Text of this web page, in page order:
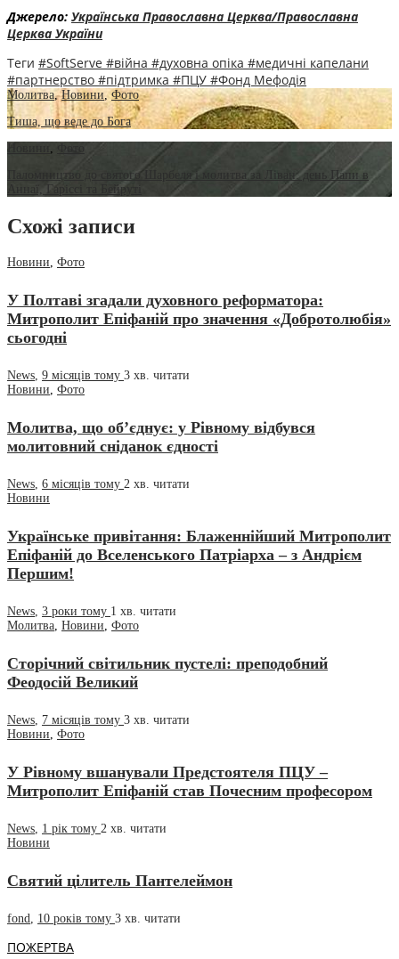
Джерело: Українська Православна Церква/Православна
Церква України
Теги #SoftServe #війна #духовна опіка #медичні капелани
#партнерство #підтримка #ПЦУ #Фонд Мефодія
Молитва,Новини ,Фото
Тиша, що веде до Бога
Паломництво до святого Шарбеля і молитва за Ліван: день Папи в
Аннаї, Гаріссі та Бейруті
Схожі записи
Новини, Фото
У Полтаві згадали духовного реформатора:
Митрополит Епіфаній про значення «Добротолюбія»
сьогодні
News, 9 місяців тому 3 хв. читати
Новини, Фото
Молитва, що об’єднує: у Рівному відбувся
молитовний сніданок єдності
News, 6 місяців тому 2 хв. читати
Новини
Українське привітання: Блаженнійший Митрополит
Епіфаній до Вселенського Патріарха – з Андрієм
Першим!
News, 3 роки тому 1 хв. читати
Молитва, Новини, Фото
Сторічний світильник пустелі: преподобний
Феодосій Великий
News 7 місяців тому 3 хв. читати
Новини Фото
У Рівному вшанували Предстоятеля ПЦУ –
Митрополит Епіфаній став Почесним професором
News 1 рік тому 2 хв. читати
Новини
Святий цілитель Пантелеймон
fond 10 років тому 3 хв. читати
ПОЖЕРТВА